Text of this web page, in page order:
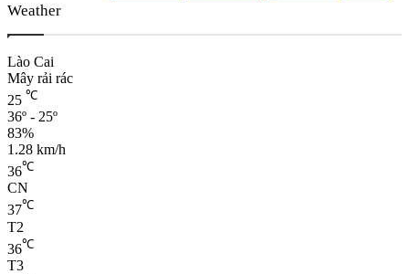
Weather
Lào Cai
Mây rải rác
25 ℃
36º - 25º
83%
1.28 km/h
36℃
CN
37℃
T2
36℃
T3